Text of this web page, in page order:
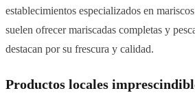
establecimientos especializados en
suelen ofrecer mariscadas completas y
destacan por su frescura y calidad.
Productos locales